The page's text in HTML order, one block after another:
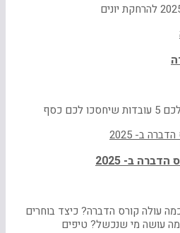
כסף
ב- 2025
עולה קורס הדברה? כיצד בוחרים
עושה מי שנכשל? טיפים